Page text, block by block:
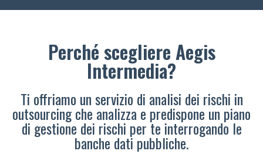
Perché scegliere Aegis
Intermedia?
Ti offriamo un servizio di analisi dei rischi in
outsourcing che analizza e predispone un piano
di gestione dei rischi per te interrogando le
banche dati pubbliche.